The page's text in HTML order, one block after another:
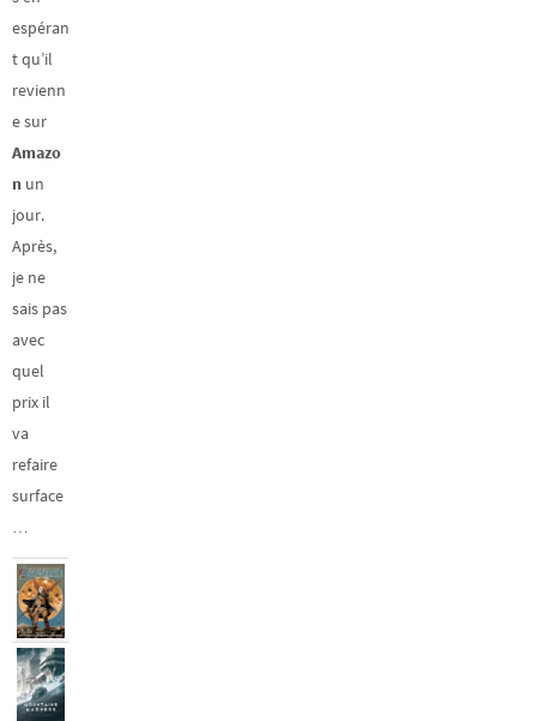
espéran
t qu’il
revienn
e sur
Amazo
n un
jour.
Après,
je ne
sais pas
avec
quel
prix il
va
refaire
surface
…